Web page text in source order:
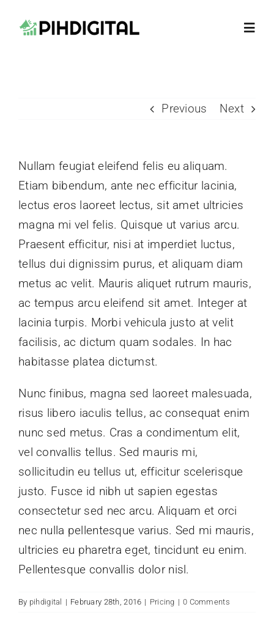
Contact Us
Previous Next
Nullam feugiat eleifend felis eu aliquam.
Etiam bibendum, ante nec efficitur lacinia,
lectus eros laoreet lectus, sit amet ultricies
magna mi vel felis. Quisque ut varius arcu.
Praesent efficitur, nisi at imperdiet luctus,
tellus dui dignissim purus, et aliquam diam
metus ac velit. Mauris aliquet rutrum mauris,
ac tempus arcu eleifend sit amet. Integer at
lacinia turpis. Morbi vehicula justo at velit
facilisis, ac dictum quam sodales. In hac
habitasse platea dictumst.
Nunc finibus, magna sed laoreet malesuada,
risus libero iaculis tellus, ac consequat enim
nunc sed metus. Cras a condimentum elit,
vel convallis tellus. Sed mauris mi,
sollicitudin eu tellus ut, efficitur scelerisque
justo. Fusce id nibh ut sapien egestas
consectetur sed nec arcu. Aliquam et orci
nec nulla pellentesque varius. Sed mi mauris,
ultricies eu pharetra eget, tincidunt eu enim.
Pellentesque convallis dolor nisl.
By pihdigital | February 28th, 2016 | Pricing | 0 Comments